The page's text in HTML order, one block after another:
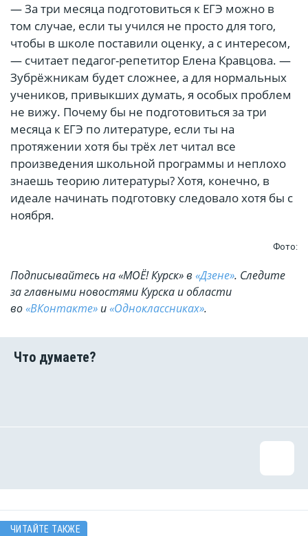
— За три месяца подготовиться к ЕГЭ можно в
том случае, если ты учился не просто для того,
чтобы в школе поставили оценку, а с интересом,
— считает педагог-репетитор Елена Кравцова. —
Зубрёжникам будет сложнее, а для нормальных
учеников, привыкших думать, я особых проблем
не вижу. Почему бы не подготовиться за три
месяца к ЕГЭ по литературе, если ты на
протяжении хотя бы трёх лет читал все
произведения школьной программы и неплохо
знаешь теорию литературы? Хотя, конечно, в
идеале начинать подготовку следовало хотя бы с
ноября.
Фото:
Подписывайтесь на «МОЁ! Курск» в «Дзене». Cледите
за главными новостями Курска и области
во«ВКонтакте» и«Одноклассниках».
ЧИТАЙТЕ ТАКЖЕ